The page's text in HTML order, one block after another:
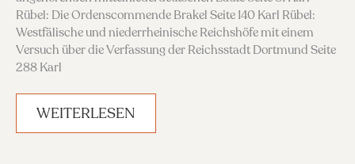
Rübel: Die Ordenscommende Brakel Seite 140 Karl Rübel:
Westfälische und niederrheinische Reichshöfe mit einem
Versuch über die Verfassung der Reichsstadt Dortmund Seite
288 Karl
BAND
WEITERLESEN